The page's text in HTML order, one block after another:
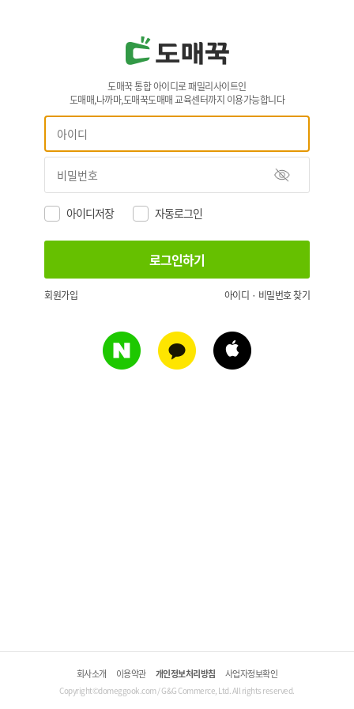
도매꾹 통합 아이디로 패밀리사이트인
도매매,나까마,도매꾹도매매 교육센터까지 이용가능합니다
아이디저장 자동로그인
회원가입 아이디 · 비밀번호 찾기
회사소개 이용약관 개인정보처리방침 사업자정보확인
Copyright©domeggook.com / G&G Commerce, Ltd. All rights reserved.